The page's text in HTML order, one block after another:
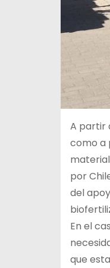
A partir
como a
por
del
En el
que